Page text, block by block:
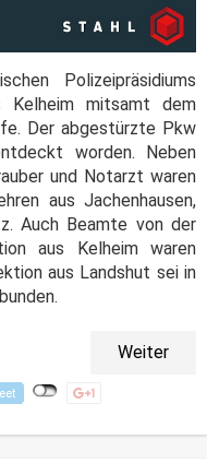
Polizeipräsidiums
Kelheim mitsamt dem
Der abgestürzte Pkw
worden. Neben
und Notarzt waren
aus Jachenhausen,
Auch Beamte von der
aus Kelheim waren
aus Landshut sei in
Weiter